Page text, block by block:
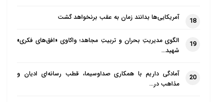
18 آمریکایی‌ها بدانند زمان به عقب برنخواهد گشت
19
الگوی مدیریتِ بحران و تربیتِ مجاهد؛ واکاوی «افق‌های فکری»
شهید…
20
آمادگی داریم با همکاری صداوسیما، قطب رسانه‌ای ادیان و
مذاهب در…